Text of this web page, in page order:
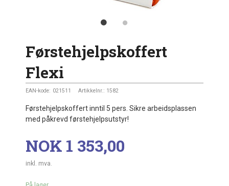
Førstehjelpskoffert
Flexi
EAN-kode: 021511 Artikkelnr.: 1582
Førstehjelpskoffert inntil 5 pers. Sikre arbeidsplassen
med påkrevd førstehjelpsutstyr!
Pris
NOK 1 353,00
inkl. mva.